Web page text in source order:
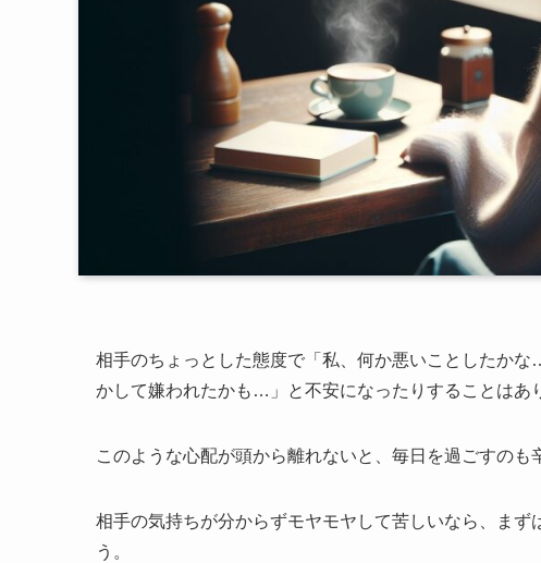
相手のちょっとした態度で「私、何か悪いことしたか
かして嫌われたかも…」と不安になったりすることはあ
このような心配が頭から離れないと、毎日を過ごすのも
相手の気持ちが分からずモヤモヤして苦しいなら、ま
う。